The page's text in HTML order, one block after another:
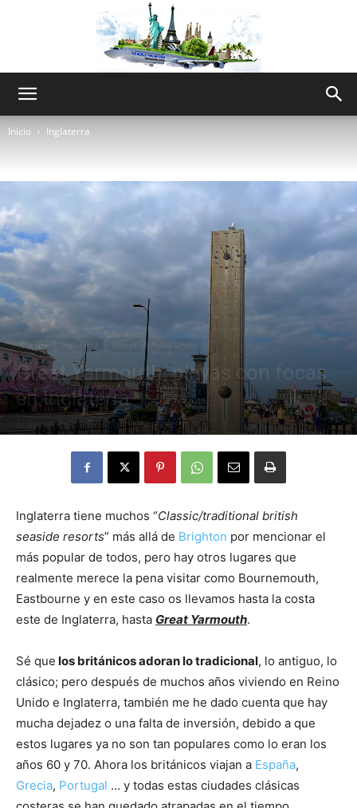
World
My
Eyes
Inicio Inglaterra
Europa Inglaterra Reino Unido
Great Yarmouth, playas con focas
en Inglaterra
El Beach Resort Victoriano de Inglaterra
Inglaterra tiene muchos “Classic/traditional british
seaside resorts” más allá de Brighton por mencionar el
más popular de todos, pero hay otros lugares que
realmente merece la pena visitar como Bournemouth,
Eastbourne y en este caso os llevamos hasta la costa
este de Inglaterra, hasta Great Yarmouth.
Sé que los británicos adoran lo tradicional, lo antiguo, lo
clásico; pero después de muchos años viviendo en Reino
Unido e Inglaterra, también me he dado cuenta que hay
mucha dejadez o una falta de inversión, debido a que
estos lugares ya no son tan populares como lo eran los
años 60 y 70. Ahora los británicos viajan a España,
Grecia, Portugal … y todas estas ciudades clásicas